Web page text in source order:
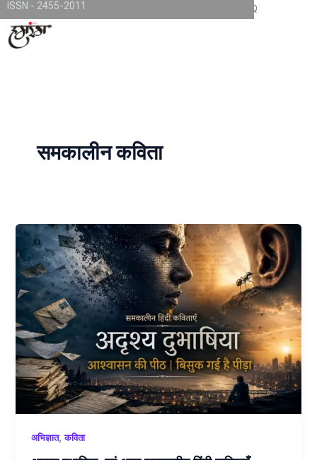
TKjNCP4frpJsub1QbSYMGphQaujBY6Of8-pr1kL7kJQ
ISSN - 2455-2011
समकालीन कविता
अभिज्ञात,कविता